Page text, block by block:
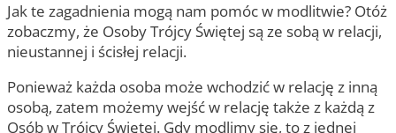
Jak te zagadnienia mogą nam pomóc w modlitwie? Otóż
zobaczmy, że Osoby Trójcy Świętej są ze sobą w relacji,
nieustannej i ścisłej relacji.
Ponieważ każda osoba może wchodzić w relację z inną
osobą, zatem możemy wejść w relację także z każdą z
Osób w Trójcy Świętej. Gdy modlimy się, to z jednej